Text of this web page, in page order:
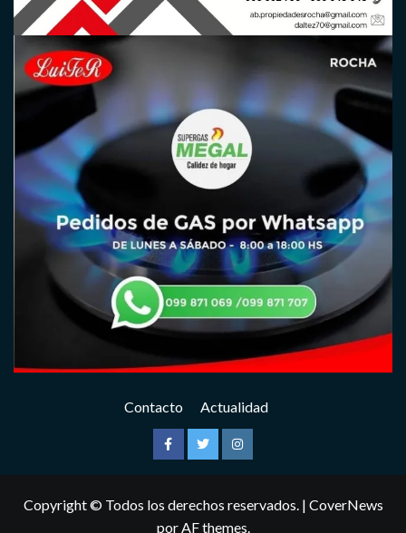
Contacto Actualidad
FacebookTwitterInstagram
Copyright © Todos los derechos reservados. | CoverNews
por AF themes.